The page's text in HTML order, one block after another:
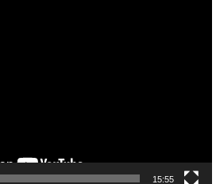
15:55